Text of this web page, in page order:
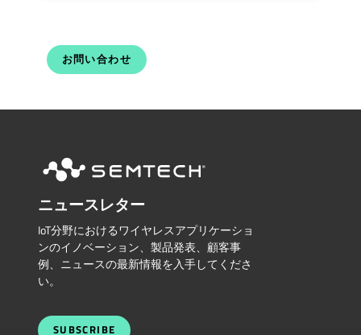
お問い合わせ
ニュースレター
IoT分野におけるワイヤレスアプリケーショ
ンのイノベーション、製品発表、顧客事
例、ニュースの最新情報を入手してくださ
い。
SUBSCRIBE